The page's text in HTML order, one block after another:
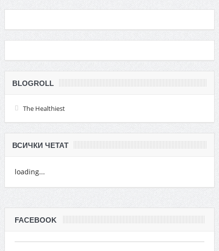
BLOGROLL
The Healthiest
ВСИЧКИ ЧЕТАТ
loading...
FACEBOOK